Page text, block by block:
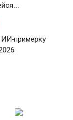
ИИ-примерку